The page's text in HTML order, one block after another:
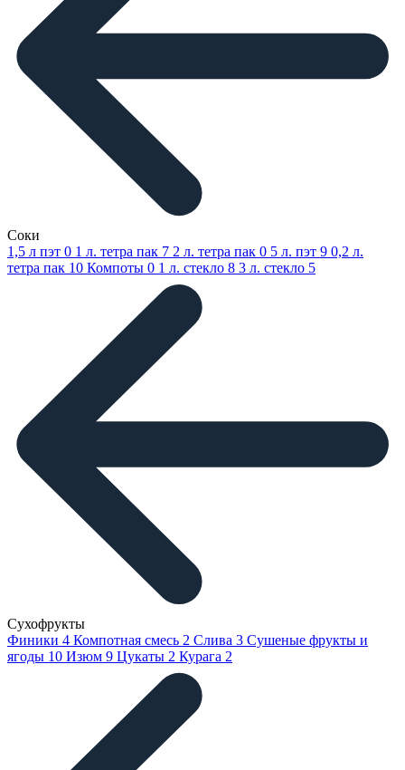
Соки
1,5 л пэт 0 1 л. тетра пак 7 2 л. тетра пак 0 5 л. пэт 9 0,2 л.
тетра пак 10 Компоты 0 1 л. стекло 8 3 л. стекло 5
Сухофрукты
Финики 4 Компотная смесь 2 Слива 3 Сушеные фрукты и
ягоды 10 Изюм 9 Цукаты 2 Курага 2